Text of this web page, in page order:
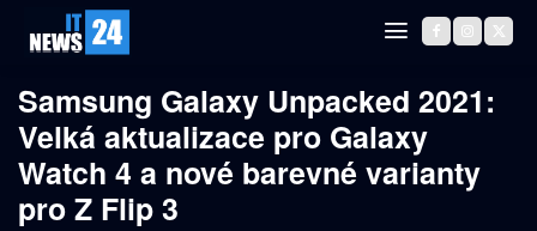
Samsung Galaxy Unpacked 2021:
Velká aktualizace pro Galaxy
Watch 4 a nové barevné varianty
pro Z Flip 3